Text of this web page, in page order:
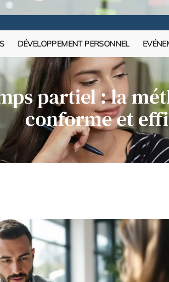
DÉVELOPPEMENT PERSONNEL
partiel : la
conforme et